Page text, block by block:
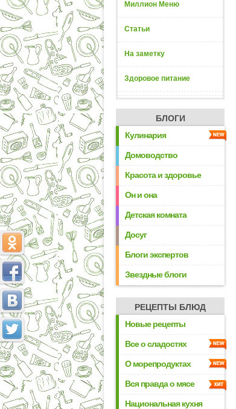
Миллион Меню
Статьи
На заметку
Здоровое питание
БЛОГИ
Кулинария
Домоводство
Красота и здоровье
Он и она
Детская комната
Досуг
Блоги экспертов
Звездные блоги
РЕЦЕПТЫ БЛЮД
Новые рецепты
Все о сладостях
О морепродуктах
Вся правда о мясе
Национальная кухня